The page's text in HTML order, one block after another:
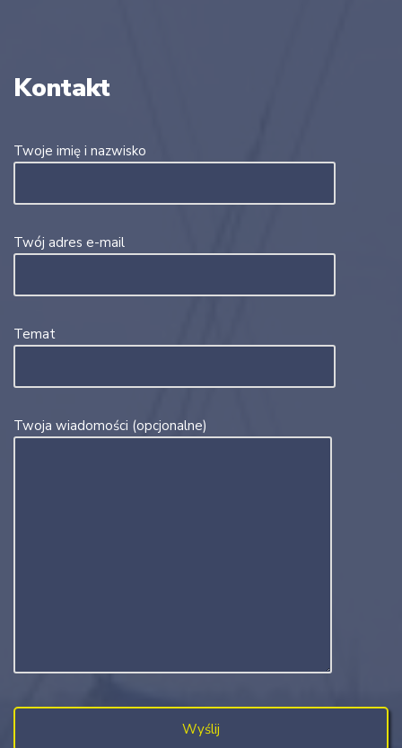
Kontakt
Twoje imię i nazwisko
Twój adres e-mail
Temat
Twoja wiadomości (opcjonalne)